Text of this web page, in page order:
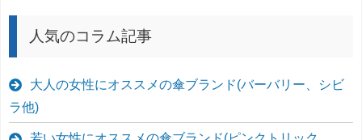
人気のコラム記事
大人の女性にオススメの傘ブランド(バーバリー、シビ
ラ他)